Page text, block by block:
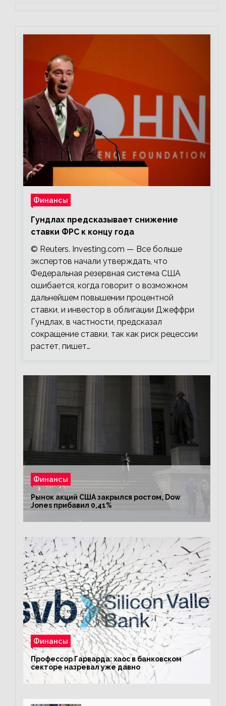
Финансы
Гундлах предсказывает снижение
ставки ФРС к концу года
© Reuters. Investing.com — Все больше
экспертов начали утверждать, что
Федеральная резервная система США
ошибается, когда говорит о возможном
дальнейшем повышении процентной
ставки, и инвестор в облигации Джеффри
Гундлах, в частности, предсказал
сокращение ставки, так как риск рецессии
растет, пишет…
Финансы
Рынок акций США закрылся ростом, Dow
Jones прибавил 0,41%
Финансы
Профессор Гарварда: хаос в банковском
секторе назревал уже давно